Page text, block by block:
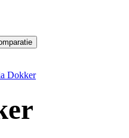
Dokker